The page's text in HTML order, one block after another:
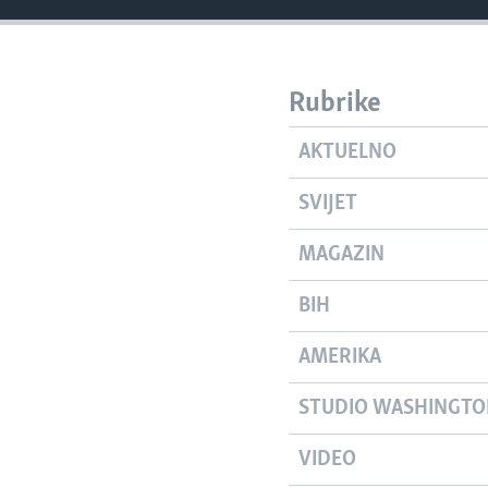
Rubrike
AKTUELNO
SVIJET
MAGAZIN
BIH
AMERIKA
STUDIO
VIDEO